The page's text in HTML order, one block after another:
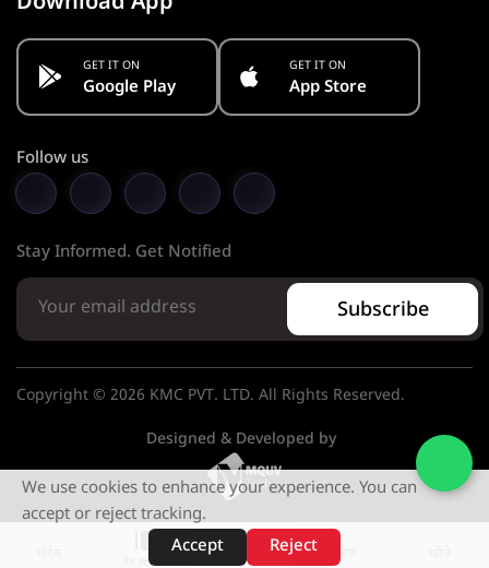
वेब स्टोरीज़
GET IT ON
Google Play
GET IT ON
App Store
Follow us
Stay Informed. Get Notified
Subscribe
Copyright © 2026 KMC PVT. LTD. All Rights Reserved.
Designed & Developed by
We use cookies to enhance your experience. You can
accept or reject tracking.
Accept
Reject